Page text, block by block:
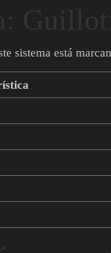
sistema está